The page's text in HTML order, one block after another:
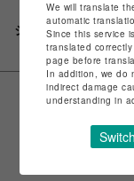
シェアする
We will translate
automatic
Since this service
translated
page before
In addition, we do
indirect damage
understanding in